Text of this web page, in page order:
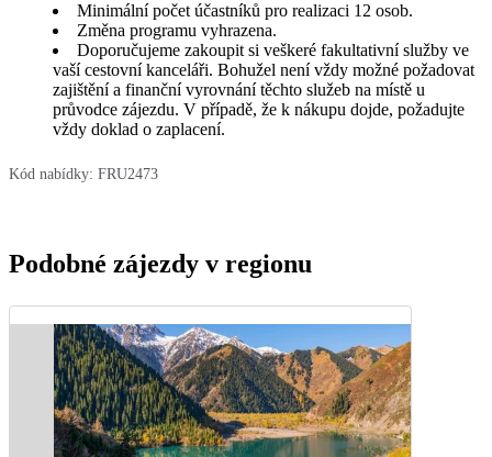
Minimální počet účastníků pro realizaci 12 osob.
Změna programu vyhrazena.
Doporučujeme zakoupit si veškeré fakultativní služby ve
vaší cestovní kanceláři. Bohužel není vždy možné požadovat
zajištění a finanční vyrovnání těchto služeb na místě u
průvodce zájezdu. V případě, že k nákupu dojde, požadujte
vždy doklad o zaplacení.
Kód nabídky: FRU2473
Podobné zájezdy v regionu